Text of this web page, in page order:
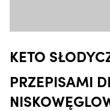
KETO
PRZEPISAMI